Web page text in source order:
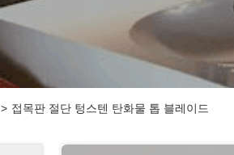
> 접목판 절단 텅스텐 탄화물 톱 블레이드